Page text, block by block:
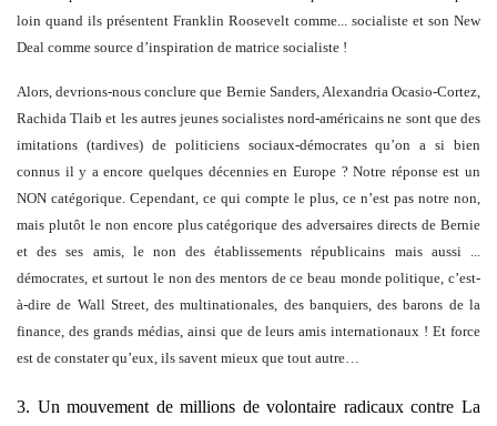
loin quand ils présentent Franklin Roosevelt comme... socialiste et son New
Deal comme source d’inspiration de matrice socialiste !
Alors, devrions-nous conclure que Bernie Sanders, Alexandria Ocasio-Cortez,
Rachida Tlaib et les autres jeunes socialistes nord-américains ne sont que des
imitations (tardives) de politiciens sociaux-démocrates qu’on a si bien
connus il y a encore quelques décennies en Europe ? Notre réponse est un
NON catégorique. Cependant, ce qui compte le plus, ce n’est pas notre non,
mais plutôt le non encore plus catégorique des adversaires directs de Bernie
et des ses amis, le non des établissements républicains mais aussi ...
démocrates, et surtout le non des mentors de ce beau monde politique, c’est-
à-dire de Wall Street, des multinationales, des banquiers, des barons de la
finance, des grands médias, ainsi que de leurs amis internationaux ! Et force
est de constater qu’eux, ils savent mieux que tout autre…
3. Un mouvement de millions de volontaire radicaux contre La